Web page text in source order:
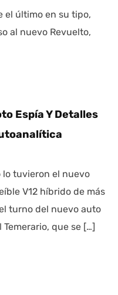
el último en su tipo,
al nuevo Revuelto,
Espía Y Detalles
lo tuvieron el nuevo
V12 híbrido de más
turno del nuevo auto
que se […]